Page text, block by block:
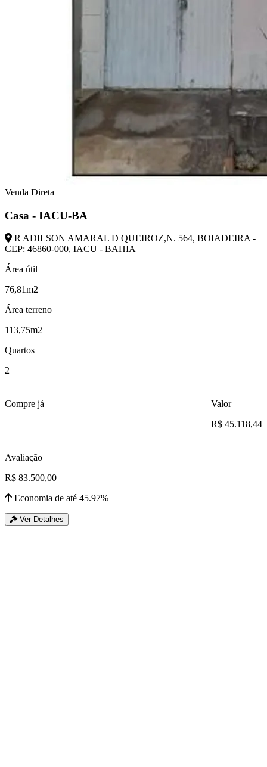
Venda Direta
Casa - IACU-BA
R ADILSON AMARAL D QUEIROZ,N. 564, BOIADEIRA -
CEP: 46860-000, IACU - BAHIA
Área útil
76,81m2
Área terreno
113,75m2
Quartos
2
Compre já
Valor
R$ 45.118,44
Avaliação
R$ 83.500,00
Economia de até 45.97%
Ver Detalhes